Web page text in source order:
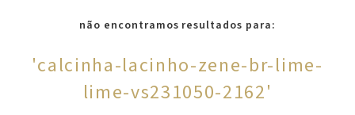
não encontramos resultados para:
'calcinha-lacinho-zene-br-lime-
lime-vs231050-2162'